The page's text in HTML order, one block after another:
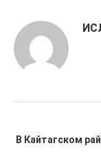
В Кайтагском